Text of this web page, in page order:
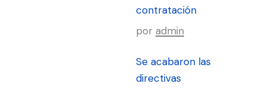
contratación
por admin
Se acabaron las
directivas